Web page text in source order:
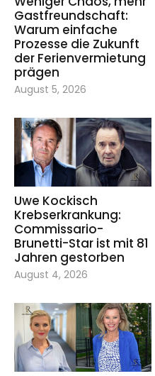
Gastfreundschaft:
Warum einfache
Prozesse die Zukunft
der Ferienvermietung
prägen
August 5, 2026
Uwe Kockisch
Krebserkrankung:
Commissario-
Brunetti-Star ist mit 81
Jahren gestorben
August 4, 2026